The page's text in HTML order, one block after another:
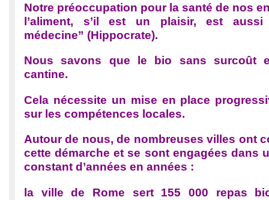
Notre préoccupation pour la santé de nos
l’aliment, s’il est un plaisir, est aussi
médecine” (Hippocrate).
Nous savons que le bio sans surcoût
cantine.
Cela nécessite un mise en place
sur les compétences locales.
Autour de nous, de nombreuses villes ont
cette démarche et se sont engagées dans
constant d’années en années :
la ville de Rome sert 155 000 repas